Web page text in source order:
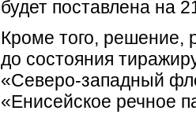
будет поставлена на
Кроме того, решение,
до состояния
«Северо-западный
«Енисейское речное